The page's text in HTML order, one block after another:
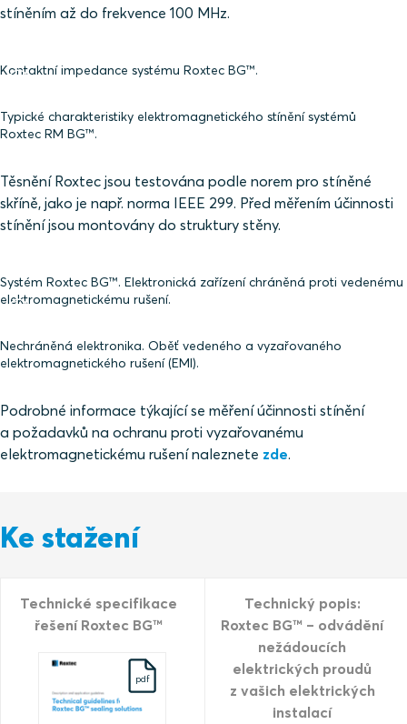
stíněním až do frekvence 100 MHz.
Kontaktní impedance systému Roxtec BG™.
Typické charakteristiky elektromagnetického stínění systémů
Roxtec RM BG™.
Těsnění Roxtec jsou testována podle norem pro stíněné
skříně, jako je např. norma IEEE 299. Před měřením účinnosti
stínění jsou montovány do struktury stěny.
Systém Roxtec BG™. Elektronická zařízení chráněná proti vedenému
elektromagnetickému rušení.
Nechráněná elektronika. Oběť vedeného a vyzařovaného
elektromagnetického rušení (EMI).
Podrobné informace týkající se měření účinnosti stínění
a požadavků na ochranu proti vyzařovanému
elektromagnetickému rušení naleznete zde.
Ke stažení
Technické specifikace
řešení Roxtec BG™
pdf
Technický popis:
Roxtec BG™ – odvádění
nežádoucích
elektrických proudů
z vašich elektrických
instalací